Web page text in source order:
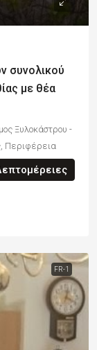
συνολικού
με θέα
Ξυλοκάστρου -
Περιφέρεια
Δυτικής
FR-1